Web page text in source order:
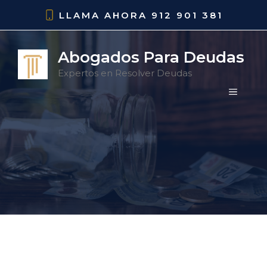
LLAMA AHORA 912 901 381
Abogados Para Deudas
Expertos en Resolver Deudas
MENÚ